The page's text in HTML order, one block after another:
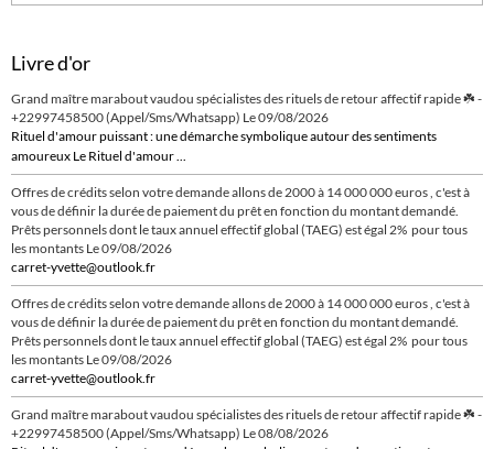
Livre d'or
Grand maître marabout vaudou spécialistes des rituels de retour affectif rapide ☘️ -
+22997458500 (Appel/Sms/Whatsapp) Le 09/08/2026
Rituel d'amour puissant : une démarche symbolique autour des sentiments
amoureux Le Rituel d'amour ...
Offres de crédits selon votre demande allons de 2000 à 14 000 000 euros , c'est à
vous de définir la durée de paiement du prêt en fonction du montant demandé.
Prêts personnels dont le taux annuel effectif global (TAEG) est égal 2% pour tous
les montants Le 09/08/2026
carret-yvette@outlook.fr
Offres de crédits selon votre demande allons de 2000 à 14 000 000 euros , c'est à
vous de définir la durée de paiement du prêt en fonction du montant demandé.
Prêts personnels dont le taux annuel effectif global (TAEG) est égal 2% pour tous
les montants Le 09/08/2026
carret-yvette@outlook.fr
Grand maître marabout vaudou spécialistes des rituels de retour affectif rapide ☘️ -
+22997458500 (Appel/Sms/Whatsapp) Le 08/08/2026